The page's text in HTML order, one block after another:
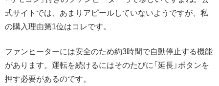
式サイトでは、あまりアピールしていないようですが、私
の購入理由第1位はコレです。
ファンヒーターには安全のため約3時間で自動停止する機能
があります。運転を続けるにはそのたびに「延長」ボタンを
押す必要があるのです。